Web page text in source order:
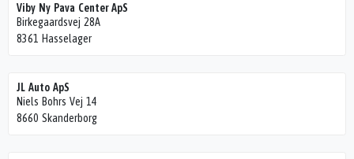
Viby Ny Pava Center ApS
Birkegaardsvej 28A
8361 Hasselager
JL Auto ApS
Niels Bohrs Vej 14
8660 Skanderborg